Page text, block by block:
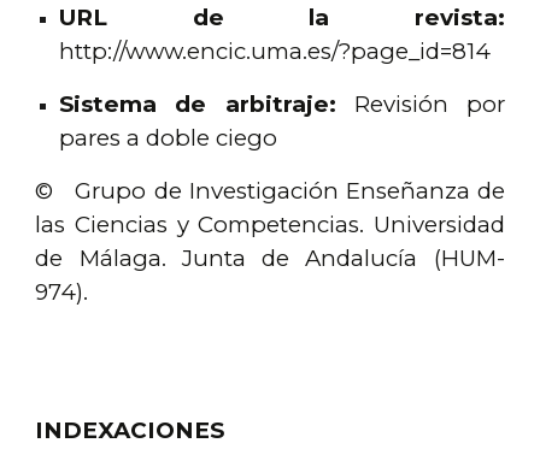
URL de la revista:
http://www.encic.uma.es/?page_id=814
Sistema de arbitraje: Revisión por
pares a doble ciego
© Grupo de Investigación Enseñanza de
las Ciencias y Competencias. Universidad
de Málaga. Junta de Andalucía (HUM-
974).
INDEXACIONES